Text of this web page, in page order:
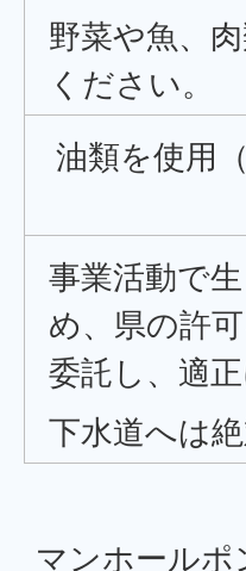
野菜や魚、
ください。
油類を使用
事業活動で
め、県の許
委託し、適
下水道へは
マンホール